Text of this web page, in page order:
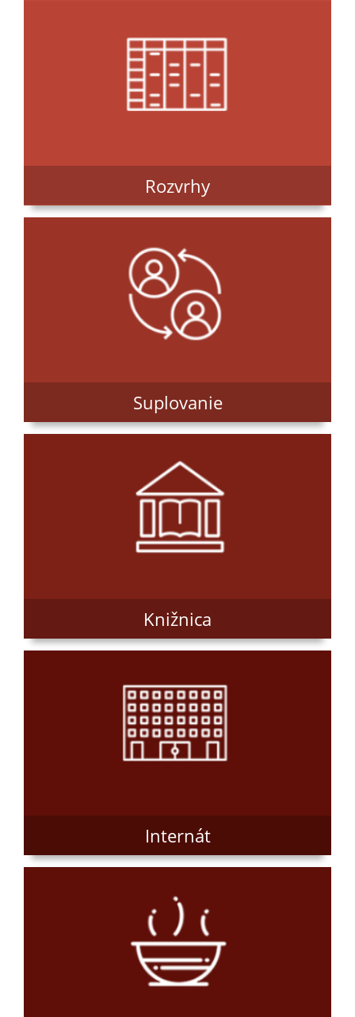
Rozvrhy
Suplovanie
Knižnica
Internát